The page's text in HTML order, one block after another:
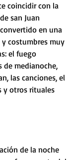
coincidir con la
san Juan
en una
costumbres muy
el fuego
de medianoche,
las canciones, el
y otros rituales
de la noche